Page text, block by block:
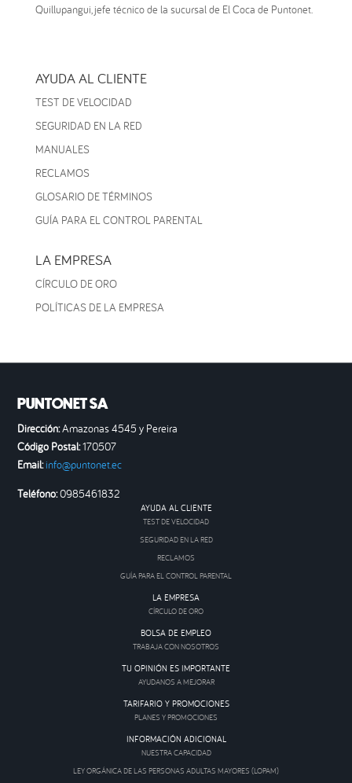
Quillupangui, jefe técnico de la sucursal de El Coca de Puntonet.
AYUDA AL CLIENTE
TEST DE VELOCIDAD
SEGURIDAD EN LA RED
MANUALES
RECLAMOS
GLOSARIO DE TÉRMINOS
GUÍA PARA EL CONTROL PARENTAL
LA EMPRESA
CÍRCULO DE ORO
POLÍTICAS DE LA EMPRESA
PUNTONET SA
Dirección:Amazonas 4545 y Pereira
Código Postal:170507
Email:info@puntonet.ec
Teléfono:0985461832
AYUDA AL CLIENTE
TEST DE VELOCIDAD
SEGURIDAD EN LA RED
RECLAMOS
GUÍA PARA EL CONTROL PARENTAL
LA EMPRESA
CÍRCULO DE ORO
BOLSA DE EMPLEO
TRABAJA CON NOSOTROS
TU OPINIÓN ES IMPORTANTE
AYUDANOS A MEJORAR
TARIFARIO Y PROMOCIONES
PLANES Y PROMOCIONES
INFORMACIÓN ADICIONAL
NUESTRA CAPACIDAD
LEY ORGÁNICA DE LAS PERSONAS ADULTAS MAYORES (LOPAM)